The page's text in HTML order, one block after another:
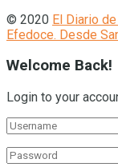
© 2020 El Diario
Efedoce. Desde
Welcome Back!
Login to your